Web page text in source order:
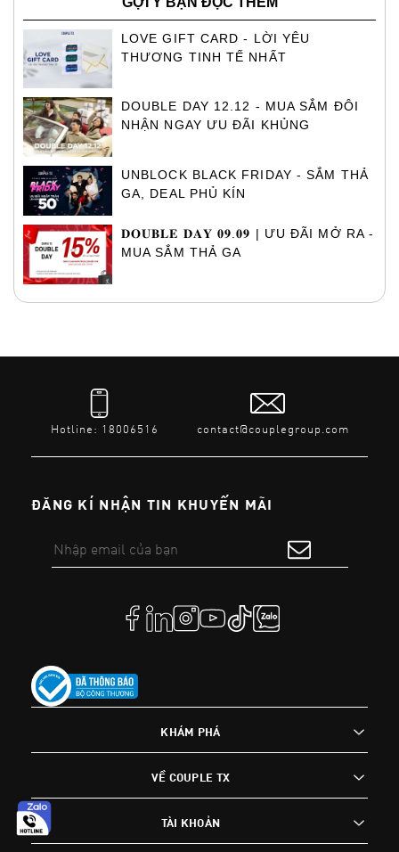
LOVE GIFT CARD - LỜI YÊU
THƯƠNG TINH TẾ NHẤT
DOUBLE DAY 12.12 - MUA SẮM ĐÔI
NHẬN NGAY ƯU ĐÃI KHỦNG
UNBLOCK BLACK FRIDAY - SẮM THẢ
GA, DEAL PHỦ KÍN
𝐃𝐎𝐔𝐁𝐋𝐄 𝐃𝐀𝐘 𝟎𝟗.𝟎𝟗 | ƯU ĐÃI MỞ RA -
MUA SẮM THẢ GA
Hotline: 18006516 contact@couplegroup.com
ĐĂNG KÍ NHẬN TIN KHUYẾN MÃI
KHÁM PHÁ
VỀ COUPLE TX
TÀI KHOẢN